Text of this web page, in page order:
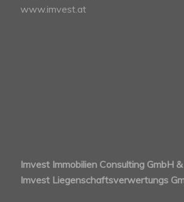
www.imvest.at
Imvest Immobilien Consulting GmbH &
Imvest Liegenschaftsverwertungs